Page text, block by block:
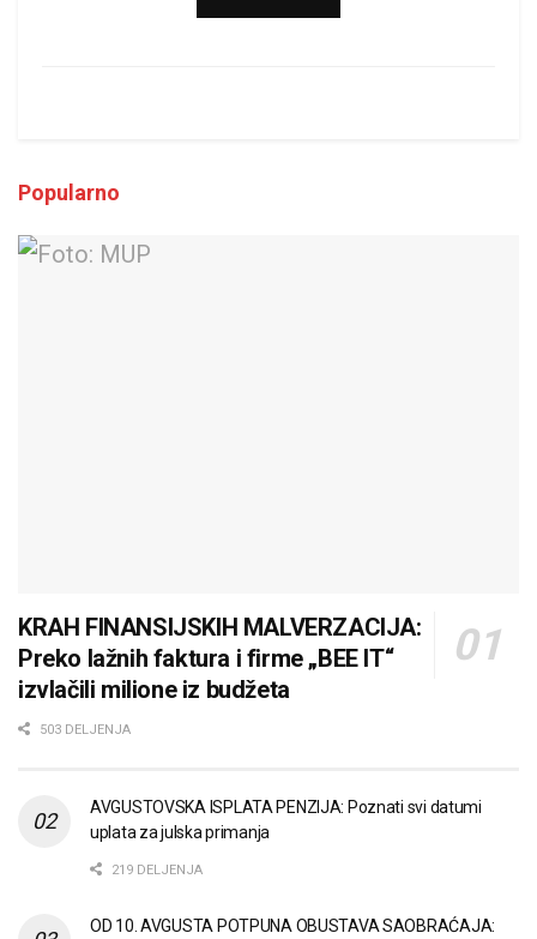
Popularno
KRAH FINANSIJSKIH MALVERZACIJA:
Preko lažnih faktura i firme „BEE IT“
izvlačili milione iz budžeta
503 DELJENJA
AVGUSTOVSKA ISPLATA PENZIJA: Poznati svi datumi
uplata za julska primanja
219 DELJENJA
OD 10. AVGUSTA POTPUNA OBUSTAVA SAOBRAĆAJA: